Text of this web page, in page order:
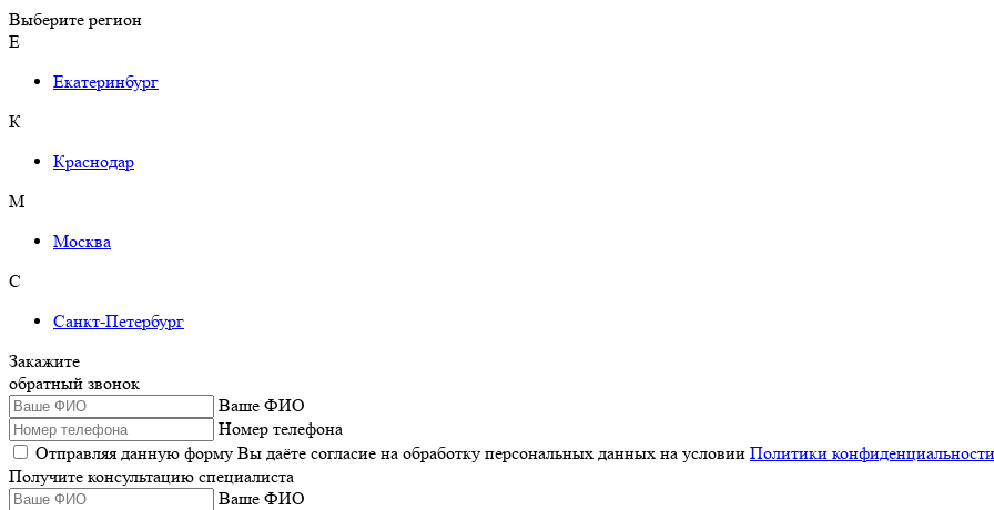
Выберите регион
Е
Екатеринбург
К
Краснодар
М
Москва
С
Санкт-Петербург
Закажите
обратный звонок
Ваше ФИО
Номер телефона
Отправляя данную форму Вы даёте согласие на обработку персональных данных на условии Политики конфиденциальности
Получите консультацию специалиста
Ваше ФИО